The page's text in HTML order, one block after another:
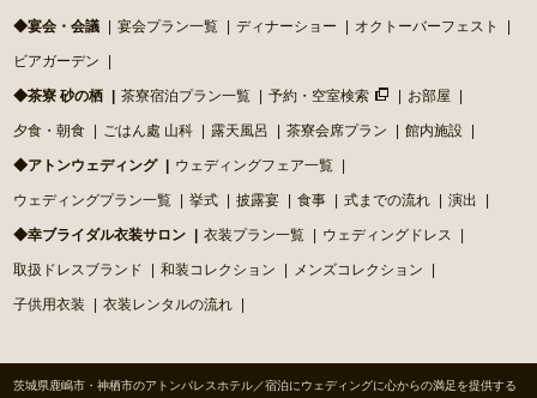
◆宴会・会議 宴会プラン一覧 ディナーショー オクトーバーフェスト
ビアガーデン
◆茶寮 砂の栖 茶寮宿泊プラン一覧 予約・空室検索 お部屋
夕食・朝食 ごはん處 山科 露天風呂 茶寮会席プラン 館内施設
◆アトンウェディング ウェディングフェア一覧
ウェディングプラン一覧 挙式 披露宴 食事 式までの流れ 演出
◆幸ブライダル衣装サロン 衣装プラン一覧 ウェディングドレス
取扱ドレスブランド 和装コレクション メンズコレクション
子供用衣装 衣装レンタルの流れ
茨城県鹿嶋市・神栖市のアトンパレスホテル／宿泊にウェディングに心からの満足を提供する